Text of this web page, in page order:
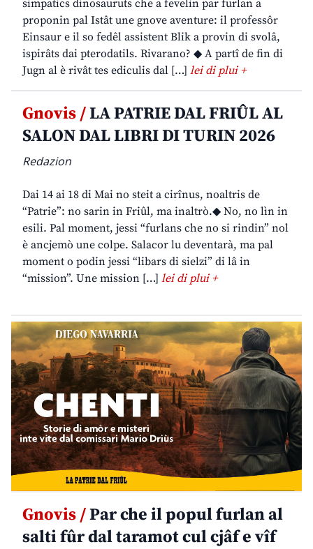
simpatics dinosauruts che a fevelin par furlan a
proponin pal Istât une gnove aventure: il professôr
Einsaur e il so fedêl assistent Blik a provin di svolâ,
ispirâts dai pterodatils. Rivarano? ◆ A partî de fin di
Jugn al è rivât tes ediculis dal […] lei di plui +
Gnovis /LA PATRIE DAL FRIÛL AL
SALON DAL LIBRI DI TURIN 2026
Redazion
Dai 14 ai 18 di Mai no steit a cirînus, noaltris de
“Patrie”: no sarin in Friûl, ma inaltrò.◆ No, no lìn in
esili. Pal moment, jessi “furlans che no si rindin” nol
è ancjemò une colpe. Salacor lu deventarà, ma pal
moment o podin jessi “libars di sielzi” di lâ in
“mission”. Une mission […] lei di plui +
Gnovis /Par che il popul furlan al
salti fûr dal taramot cul cjâf e vîf